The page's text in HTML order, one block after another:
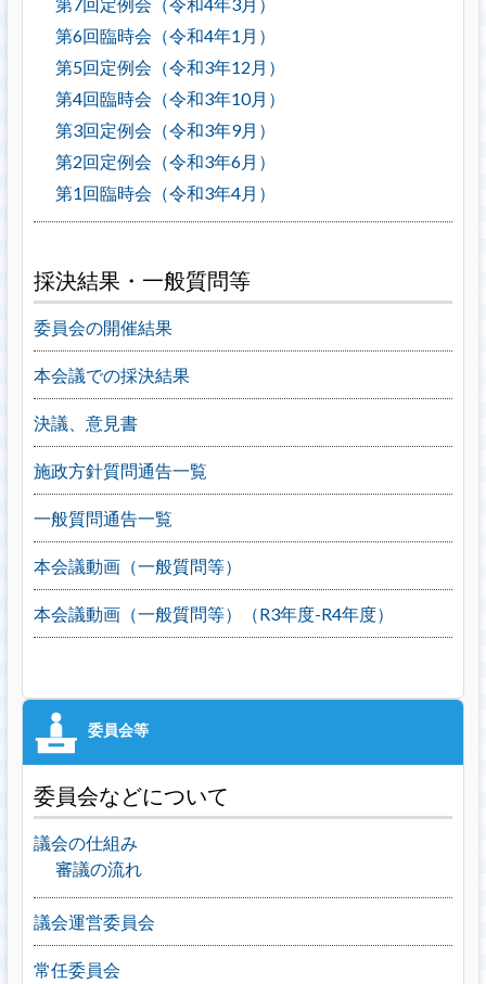
第6回臨時会（令和4年1月）
第5回定例会（令和3年12月）
第4回臨時会（令和3年10月）
第3回定例会（令和3年9月）
第2回定例会（令和3年6月）
第1回臨時会（令和3年4月）
採決結果・一般質問等
委員会の開催結果
本会議での採決結果
決議、意見書
施政方針質問通告一覧
一般質問通告一覧
本会議動画（一般質問等）
本会議動画（一般質問等）（R3年度-R4年度）
委員会などについて
議会の仕組み
審議の流れ
議会運営委員会
常任委員会